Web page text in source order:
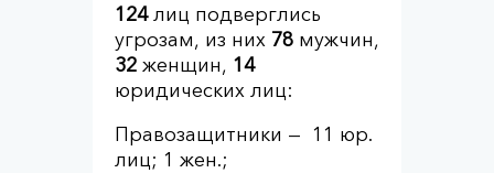
124лиц подверглись
угрозам, из них 78 мужчин,
32 женщин, 14
юридических лиц:
Правозащитники — 11 юр.
лиц; 1 жен.;